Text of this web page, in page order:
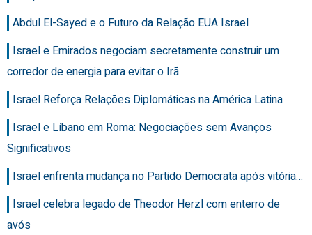
Abdul El-Sayed e o Futuro da Relação EUA Israel
Israel e Emirados negociam secretamente construir um
corredor de energia para evitar o Irã
Israel Reforça Relações Diplomáticas na América Latina
Israel e Líbano em Roma: Negociações sem Avanços
Significativos
Israel enfrenta mudança no Partido Democrata após vitória…
Israel celebra legado de Theodor Herzl com enterro de
avós